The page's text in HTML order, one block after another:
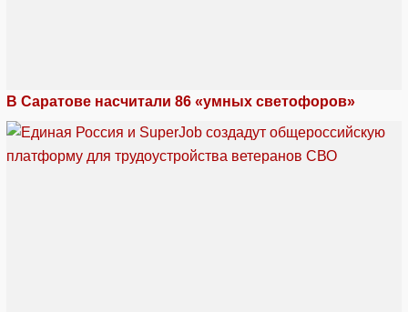
В Саратове насчитали 86 «умных светофоров»